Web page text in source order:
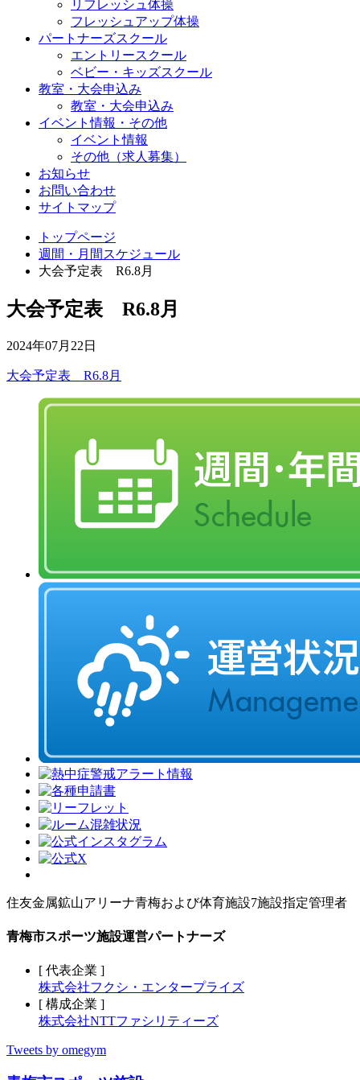
リフレッシュ体操
フレッシュアップ体操
パートナーズスクール
エントリースクール
ベビー・キッズスクール
教室・大会申込み
教室・大会申込み
イベント情報・その他
イベント情報
その他（求人募集）
お知らせ
お問い合わせ
サイトマップ
トップページ
週間・月間スケジュール
大会予定表 R6.8月
大会予定表 R6.8月
2024年07月22日
大会予定表 R6.8月
住友金属鉱山アリーナ青梅および体育施設7施設指定管理者
青梅市スポーツ施設運営パートナーズ
[ 代表企業 ]
株式会社フクシ・エンタープライズ
[ 構成企業 ]
株式会社NTTファシリティーズ
Tweets by omegym